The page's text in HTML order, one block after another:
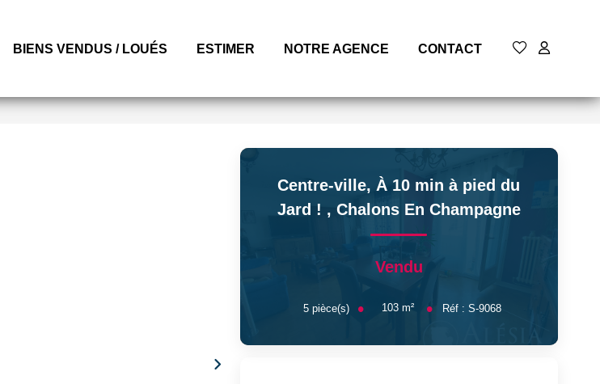
BIENS VENDUS / LOUÉS ESTIMER NOTRE AGENCE CONTACT
Centre-ville, À 10 min à pied du
Jard ! , Chalons En Champagne
Vendu
5 pièce(s) 103 m² Réf : S-9068